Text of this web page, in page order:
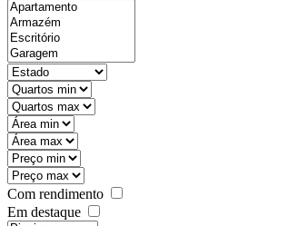
Com rendimento
Em destaque